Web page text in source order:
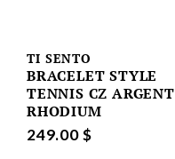
TI SENTO
BRACELET STYLE
TENNIS CZ ARGENT
RHODIUM
249.00 $